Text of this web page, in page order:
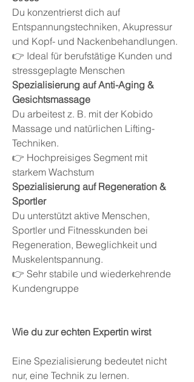
Du konzentrierst dich auf
Entspannungstechniken, Akupressur
und Kopf- und Nackenbehandlungen.
👉 Ideal für berufstätige Kunden und
stressgeplagte Menschen
Spezialisierung auf Anti-Aging &
Gesichtsmassage
Du arbeitest z. B. mit der Kobido
Massage und natürlichen Lifting-
Techniken.
👉 Hochpreisiges Segment mit
starkem Wachstum
Spezialisierung auf Regeneration &
Sportler
Du unterstützt aktive Menschen,
Sportler und Fitnesskunden bei
Regeneration, Beweglichkeit und
Muskelentspannung.
👉 Sehr stabile und wiederkehrende
Kundengruppe
Wie du zur echten Expertin wirst
Eine Spezialisierung bedeutet nicht
nur, eine Technik zu lernen.